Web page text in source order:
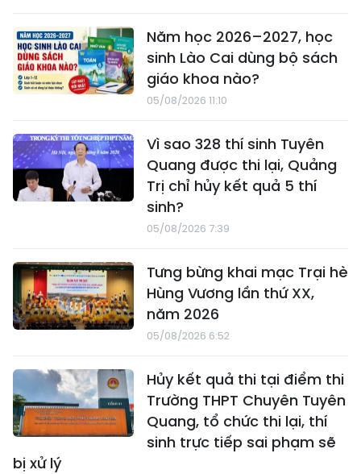
Năm học 2026–2027, học
sinh Lào Cai dùng bộ sách
giáo khoa nào?
05/08/2026 11:10
Vì sao 328 thí sinh Tuyên
Quang được thi lại, Quảng
Trị chỉ hủy kết quả 5 thí
sinh?
05/08/2026 7:39
Tưng bừng khai mạc Trại hè
Hùng Vương lần thứ XX,
năm 2026
05/08/2026 6:52
Hủy kết quả thi tại điểm thi
Trường THPT Chuyên Tuyên
Quang, tổ chức thi lại, thí
sinh trực tiếp sai phạm sẽ
bị xử lý